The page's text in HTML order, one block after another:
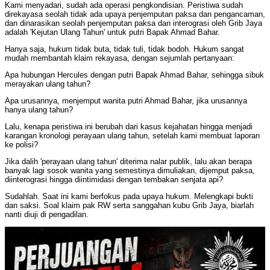
Kami menyadari, sudah ada operasi pengkondisian. Peristiwa sudah
direkayasa seolah tidak ada upaya penjemputan paksa dan pengancaman,
dan dinarasikan seolah penjemputan paksa dan interograsi oleh Grib Jaya
adalah 'Kejutan Ulang Tahun' untuk putri Bapak Ahmad Bahar.
Hanya saja, hukum tidak buta, tidak tuli, tidak bodoh. Hukum sangat
mudah membantah klaim rekayasa, dengan sejumlah pertanyaan:
Apa hubungan Hercules dengan putri Bapak Ahmad Bahar, sehingga sibuk
merayakan ulang tahun?
Apa urusannya, menjemput wanita putri Ahmad Bahar, jika urusannya
hanya ulang tahun?
Lalu, kenapa peristiwa ini berubah dari kasus kejahatan hingga menjadi
karangan kronologi perayaan ulang tahun, setelah kami membuat laporan
ke polisi?
Jika dalih 'perayaan ulang tahun' diterima nalar publik, lalu akan berapa
banyak lagi sosok wanita yang semestinya dimuliakan, dijemput paksa,
diinterograsi hingga diintimidasi dengan tembakan senjata api?
Sudahlah. Saat ini kami berfokus pada upaya hukum. Melengkapi bukti
dan saksi. Soal klaim pak RW serta sanggahan kubu Grib Jaya, biarlah
nanti diuji di pengadilan.